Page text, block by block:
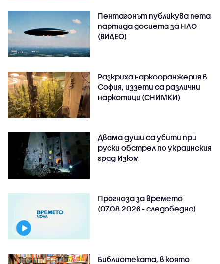
Пентагонът публикува пета
партида досиета за НЛО
(ВИДЕО)
Разкриха наркооранжерия в
София, иззети са различни
наркотици (СНИМКИ)
Двама души са убити при
руски обстрeл по украинския
град Изюм
Прогноза за времето
(07.08.2026 - следобедна)
Библиотеката, в която